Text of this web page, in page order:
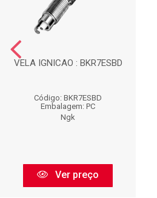
VELA IGNICAO : BKR7ESBD
Código: BKR7ESBD
Embalagem: PC
Ngk
Ver preço